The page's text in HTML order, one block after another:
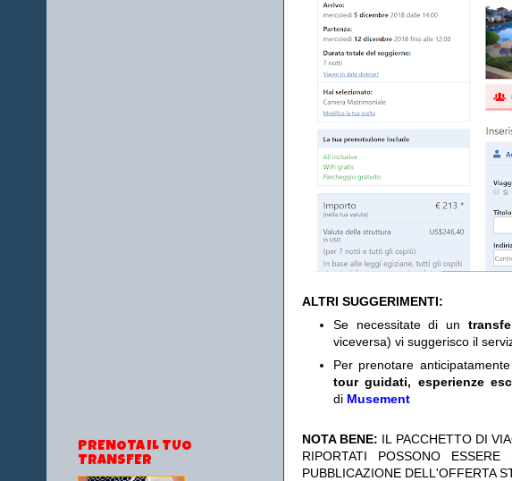
ALTRI SUGGERIMENTI:
Se necessitate di un
viceversa) vi suggerisco il
Per prenotare
tour guidati, esperienze
di Musement
NOTA BENE: IL PACCHETTO DI
RIPORTATI POSSONO
PUBBLICAZIONE DELL'OFFERTA
PRENOTA IL TUO
TRANSFER